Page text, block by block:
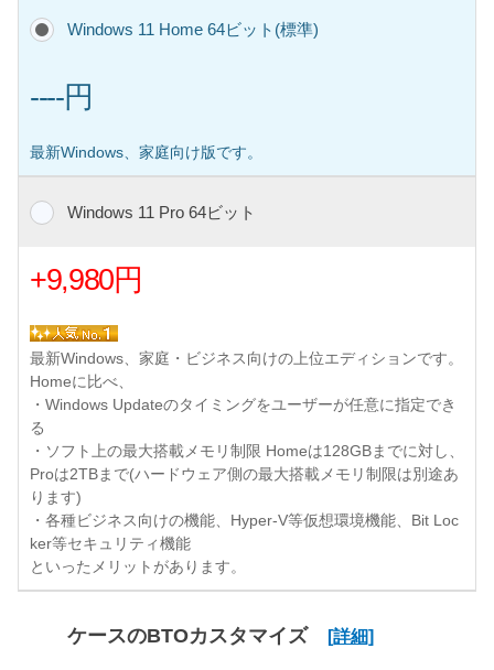
Windows 11 Home 64ビット(標準)
----円
最新Windows、家庭向け版です。
Windows 11 Pro 64ビット
+9,980円
最新Windows、家庭・ビジネス向けの上位エディションです。
Homeに比べ、
・Windows Updateのタイミングをユーザーが任意に指定でき
る
・ソフト上の最大搭載メモリ制限 Homeは128GBまでに対し、
Proは2TBまで(ハードウェア側の最大搭載メモリ制限は別途あ
ります)
・各種ビジネス向けの機能、Hyper-V等仮想環境機能、Bit Loc
ker等セキュリティ機能
といったメリットがあります。
ケースのBTOカスタマイズ [詳細]